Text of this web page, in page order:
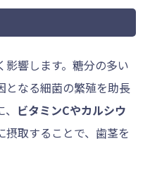
響します。糖分の多い
となる細菌の繁殖を助長
ビタミンCやカルシウ
摂取することで、歯茎を